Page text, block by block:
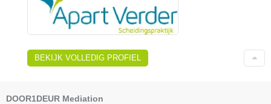
BEKIJK VOLLEDIG PROFIEL
DOOR1DEUR Mediation